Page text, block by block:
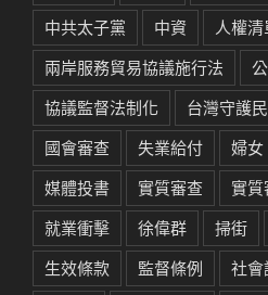
中共太子黨
中資
人權清
兩岸服務貿易協議施行法
協議監督法制化
台灣守護
國會審查
失業給付 婦女
媒體投書
實質審查 實質
就業衝擊
徐偉群 掃街
生效條款
監督條例 社會